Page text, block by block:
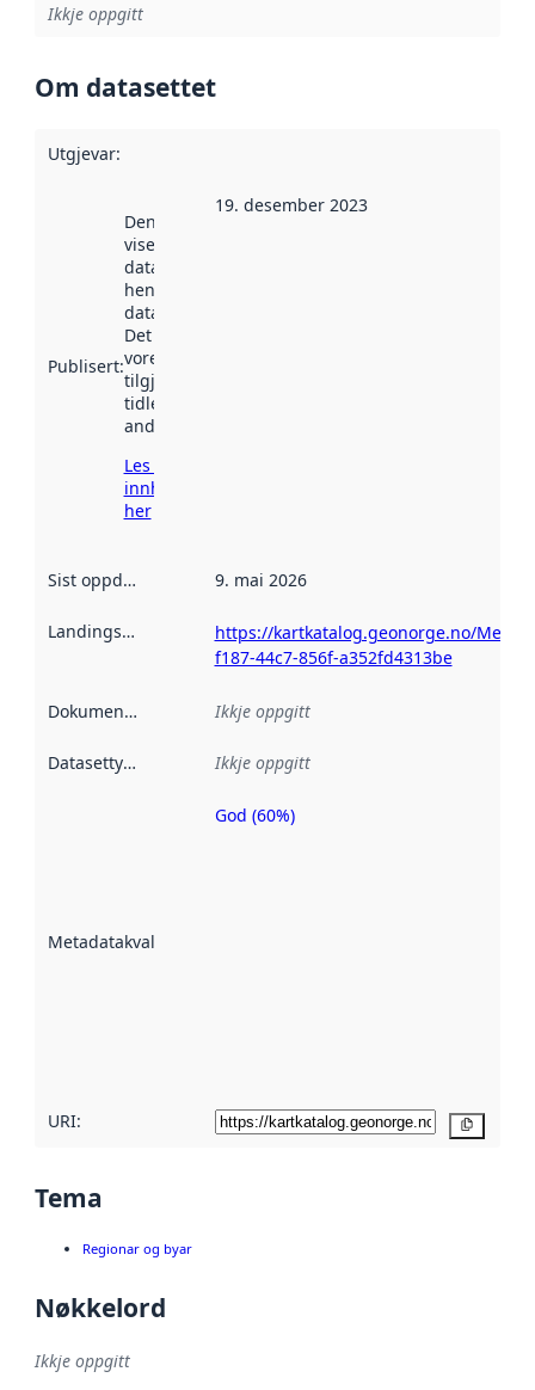
Ikkje oppgitt
Om datasettet
Utgjevar:
Publisert:
Denne datoen
viser når
datasettet vart
henta inn av
data.norge.no.
Det kan ha
vore
tilgjengeleg
tidlegare
andre stader.
Les meir om
innhenting
her
19. desember 2023
Sist oppdatert 9. mai 2026
Landingsside
https://kartkatalog.geonorge.no/
f187-44c7-856f-a352fd4313be
Dokumentasjon Ikkje oppgitt
Datasettype Ikkje oppgitt
Metadatakvalitet
Metadatakvalitet
God (60%)
URI:
Tema
Regionar og byar
Nøkkelord
Ikkje oppgitt